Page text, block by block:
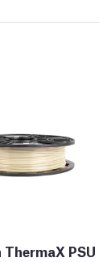
ThermaX PSU